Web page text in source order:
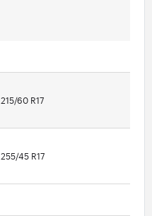
215/60 R17
255/45 R17